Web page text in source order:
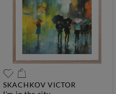
SKACHKOV VICTOR